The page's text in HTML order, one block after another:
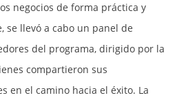
negocios de forma práctica y
se llevó a cabo un panel de
del programa, dirigido por la
compartieron sus
en el camino hacia el éxito. La